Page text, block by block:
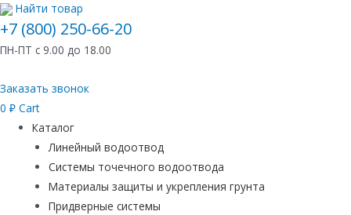
Найти товар
+7 (800) 250-66-20
ПН-ПТ с 9.00 до 18.00
Заказать звонок
0 ₽ Cart
Каталог
Линейный водоотвод
Системы точечного водоотвода
Материалы защиты и укрепления грунта
Придверные системы